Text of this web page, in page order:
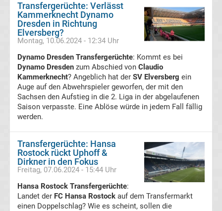
&
Infos
Telekom
Eishockey
live
im
TV
Ergebnisse
International:
Transfergerüchte: Verlässt
Kammerknecht Dynamo
Dresden in Richtung
Elversberg?
Montag, 10.06.2024 - 12:34 Uhr
Dynamo Dresden Transfergerüchte: Kommt es bei
Dynamo Dresden zum Abschied von Claudio
Kammerknecht? Angeblich hat der SV Elversberg ein
Auge auf den Abwehrspieler geworfen, der mit den
Sachsen den Aufstieg in die 2. Liga in der abgelaufenen
Saison verpasste. Eine Ablöse würde in jedem Fall fällig
werden.
Transfergerüchte: Hansa
Rostock rückt Uphoff &
Dirkner in den Fokus
Freitag, 07.06.2024 - 15:44 Uhr
Hansa Rostock Transfergerüchte:
Landet der FC Hansa Rostock auf dem Transfermarkt
einen Doppelschlag? Wie es scheint, sollen die